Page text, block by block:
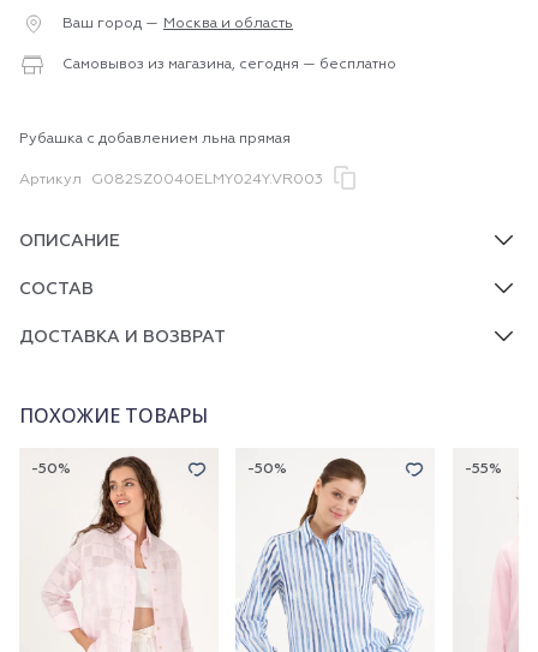
Ваш город — Москва и область
Самовывоз из магазина, сегодня — бесплатно
Рубашка с добавлением льна прямая
Артикул G082SZ0040ELMY024Y.VR003
ОПИСАНИЕ
СОСТАВ
ДОСТАВКА И ВОЗВРАТ
ПОХОЖИЕ ТОВАРЫ
-50% -50% -55%